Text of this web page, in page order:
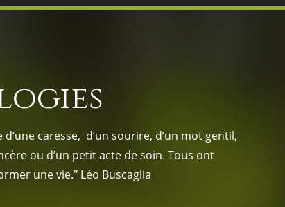
caresse, d’un sourire, d’un mot gentil,
ou d’un petit acte de soin. Tous ont
une vie." Léo Buscaglia